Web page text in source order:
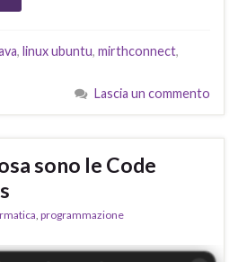
, linux ubuntu, mirthconnect,
Lascia un commento
sono le Code
, programmazione